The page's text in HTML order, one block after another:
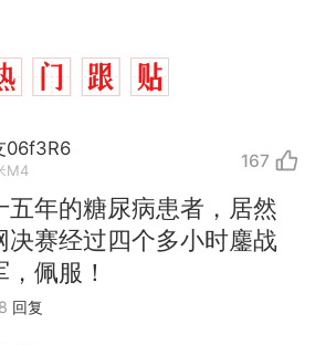
06f3R6
M4 167
五年的糖尿病患者，居然
决赛经过四个多小时鏖战
佩服！
回复